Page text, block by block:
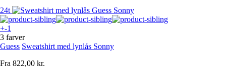
24t
+-1
3 farver
Guess Sweatshirt med lynlås Sonny
Fra 822,00 kr.